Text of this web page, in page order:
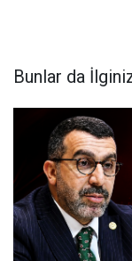
Bunlar da